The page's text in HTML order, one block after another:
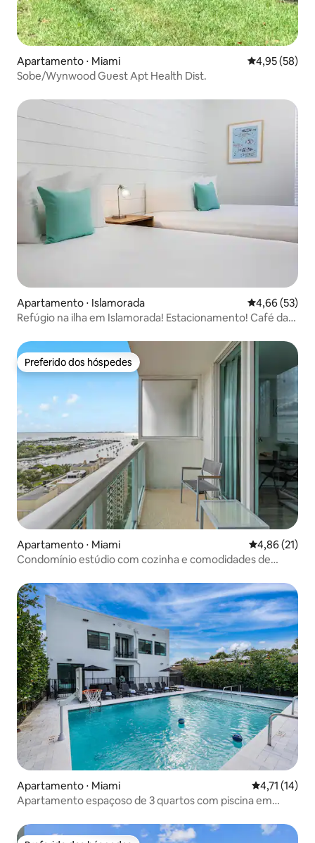
Apartamento ⋅ Miami 4,95 de uma
4,95 (58)
Sobe/Wynwood Guest Apt Health Dist.
Apartamento ⋅ Islamorada 4,66 de uma
4,66 (53)
Refúgio na ilha em Islamorada! Estacionamento! Café da
Preferido dos hóspedes
Preferido dos hóspedes
Apartamento ⋅ Miami 4,86 de uma
4,86 (21)
Condomínio estúdio com cozinha e comodidades de
Apartamento ⋅ Miami 4,71 de uma
4,71 (14)
Apartamento espaçoso de 3 quartos com piscina em